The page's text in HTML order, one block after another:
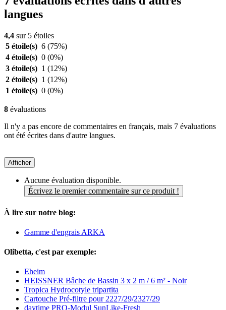
langues
4,4 sur 5 étoiles
5 étoile(s) 6 (75%)
4 étoile(s) 0 (0%)
3 étoile(s) 1 (12%)
2 étoile(s) 1 (12%)
1 étoile(s) 0 (0%)
8 évaluations
Il n'y a pas encore de commentaires en français, mais 7 évaluations
ont été écrites dans d'autre langues.
Afficher
Aucune évaluation disponible.
Écrivez le premier commentaire sur ce produit !
À lire sur notre blog:
Gamme d'engrais ARKA
Olibetta, c'est par exemple:
Eheim
HEISSNER Bâche de Bassin 3 x 2 m / 6 m² - Noir
Tropica Hydrocotyle tripartita
Cartouche Pré-filtre pour 2227/29/2327/29
daytime PRO-Modul SunLike-Fresh